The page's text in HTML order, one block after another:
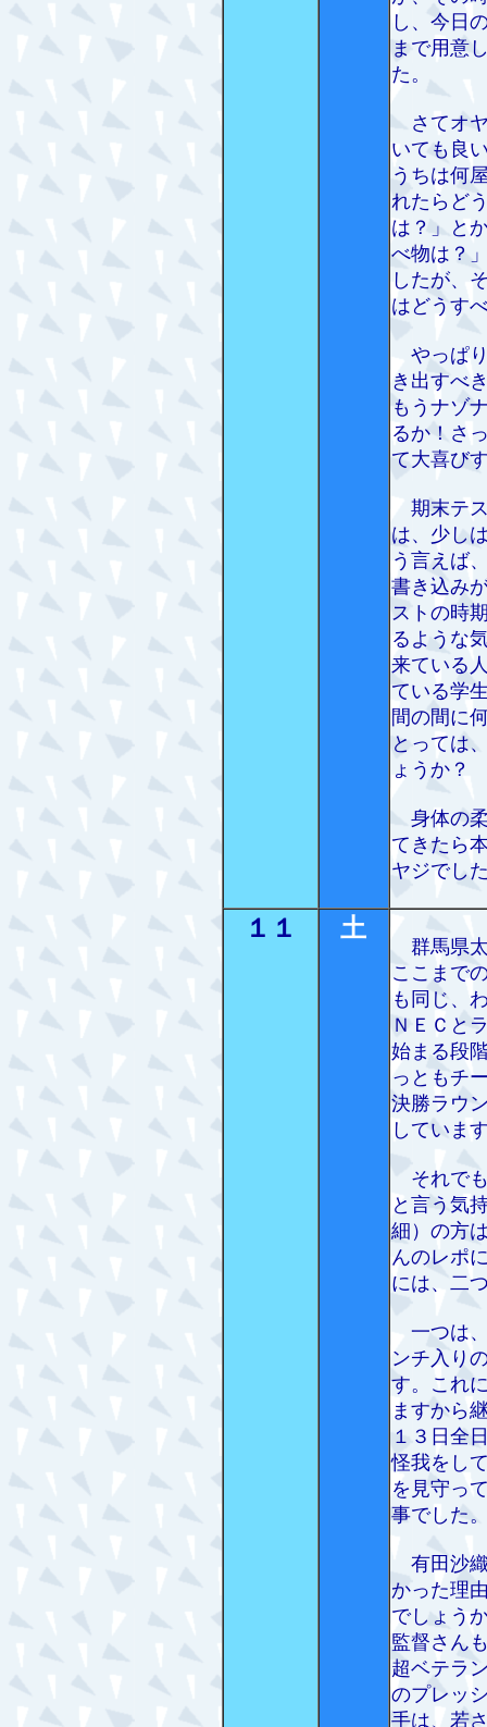
し、今日
まで用意
た。
さてオヤ
いても良
うちは何
れたらど
は？」と
べ物は？
したが、
はどうす
やっぱり
き出すべ
もうナゾ
るか！さ
て大喜び
期末テス
は、少し
う言えば
書き込み
ストの時
るような
来ている
ている学
間の間に
とっては
ょうか？
身体の柔
てきたら
ヤジでし
１１ 土
群馬県太
ここまで
も同じ、
ＮＥＣと
始まる段
っともチ
決勝ラウ
していま
それでも
と言う気
細）の方
んのレポ
には、二
一つは、
ンチ入り
す。これ
ますから
１３日全
怪我をし
を見守っ
事でした
有田沙織
かった理
でしょう
監督さん
超ベテラ
のプレッ
手は、若